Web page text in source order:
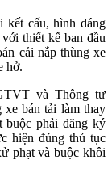
kết cấu, hình dáng
thiết kế ban đầu
cải nắp thùng xe
hở.
và Thông tư
bán tải làm thay
buộc phải đăng ký
hiện đúng thủ tục
phạt và buộc khôi